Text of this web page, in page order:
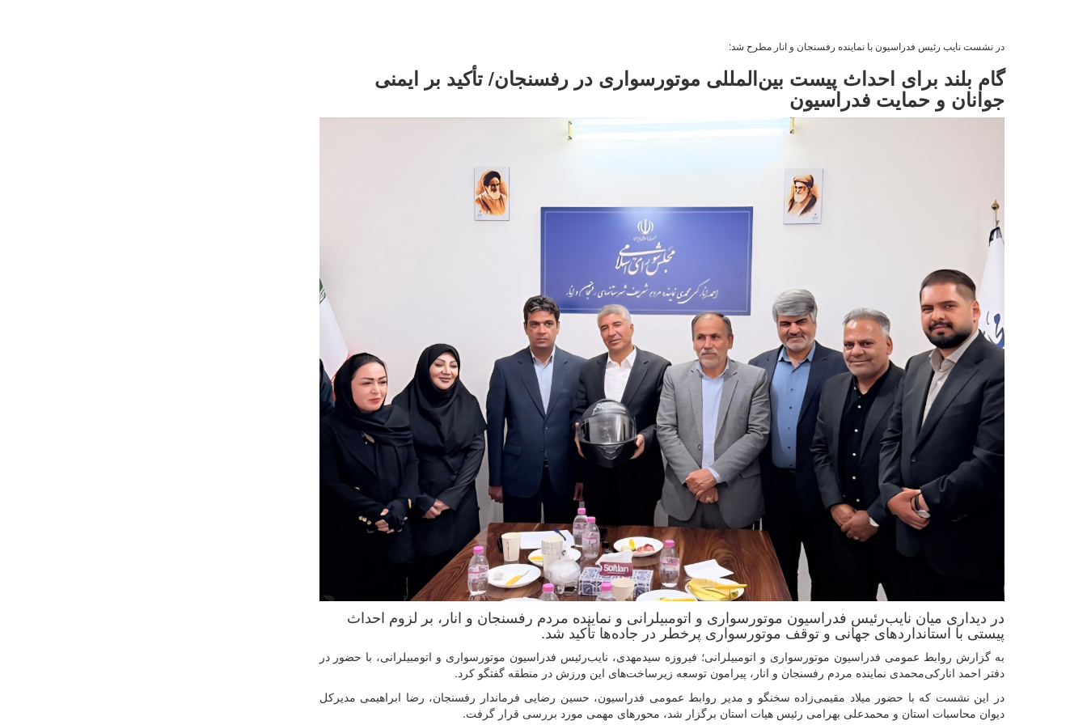
در نشست نایب رئیس فدراسیون با نماینده رفسنجان و انار مطرح شد:
گام بلند برای احداث پیست بین‌المللی موتورسواری در رفسنجان/ تأکید بر ایمنی
جوانان و حمایت فدراسیون
در دیداری میان نایب‌رئیس فدراسیون موتورسواری و اتومبیلرانی و نماینده مردم رفسنجان و انار، بر لزوم احداث
پیستی با استانداردهای جهانی و توقف موتورسواری پرخطر در جاده‌ها تأکید شد.
به گزارش روابط عمومی فدراسیون موتورسواری و اتومبیلرانی؛ فیروزه سیدمهدی، نایب‌رئیس فدراسیون موتورسواری و اتومبیلرانی، با حضور در
دفتر احمد انارکی‌محمدی نماینده مردم رفسنجان و انار، پیرامون توسعه زیرساخت‌های این ورزش در منطقه گفتگو کرد.
در این نشست که با حضور میلاد مقیمی‌زاده سخنگو و مدیر روابط عمومی فدراسیون، حسین رضایی فرماندار رفسنجان، رضا ابراهیمی مدیرکل
دیوان محاسبات استان و محمدعلی بهرامی رئیس هیات استان برگزار شد، محورهای مهمی مورد بررسی قرار گرفت.